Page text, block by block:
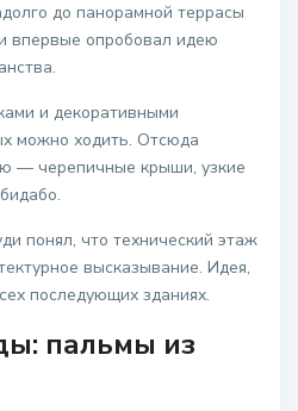
до панорамной террасы
впервые опробовал идею
и декоративными
можно ходить. Отсюда
— черепичные крыши, узкие
понял, что технический этаж
высказывание. Идея,
последующих зданиях.
пальмы из